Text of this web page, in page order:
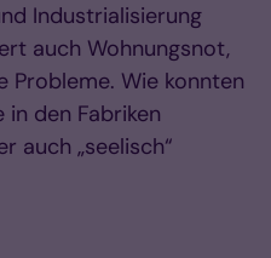
Industrialisierung
auch Wohnungsnot,
Probleme. Wie konnten
den Fabriken
auch „seelisch“